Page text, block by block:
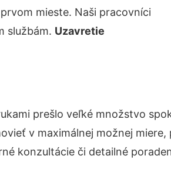
mieste. Naši pracovníci
službám. Uzavretie
prešlo veľké množstvo
v maximálnej možnej
konzultácie či detailné